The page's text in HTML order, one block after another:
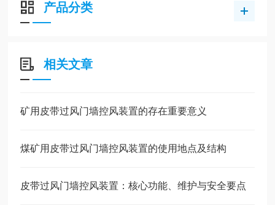
产品分类
相关文章
矿用皮带过风门墙控风装置的存在重要意义
煤矿用皮带过风门墙控风装置的使用地点及结构
皮带过风门墙控风装置：核心功能、维护与安全要点